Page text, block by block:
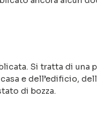
Si tratta di
e dell’edificio,
di bozza.